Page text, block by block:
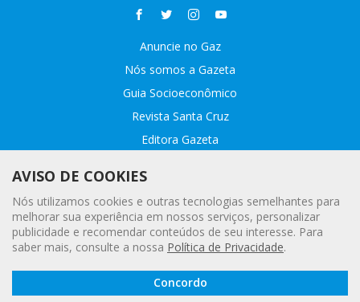
Leia a
Digital
Anuncie no Gaz
Nós somos a Gazeta
Guia Socioeconômico
Revista Santa Cruz
Editora Gazeta
Fale conosco
Webmail
Assinatura Premiada
Política Geral de Privacidade e Proteção
de Dados Pessoais
AVISO DE COOKIES
Nós utilizamos cookies e outras tecnologias semelhantes para
melhorar sua experiência em nossos serviços, personalizar
publicidade e recomendar conteúdos de seu interesse. Para
saber mais, consulte a nossa Política de Privacidade.
Concordo